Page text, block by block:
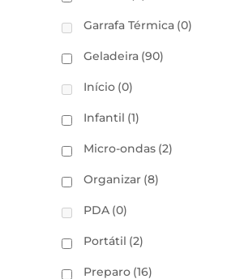
Garrafa Térmica (0)
Geladeira (90)
Início (0)
Infantil (1)
Micro-ondas (2)
Organizar (8)
PDA (0)
Portátil (2)
Preparo (16)